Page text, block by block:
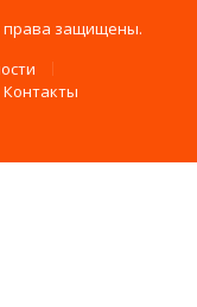
права защищены.
Контакты